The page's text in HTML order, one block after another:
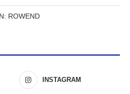
ROWEND
INSTAGRAM